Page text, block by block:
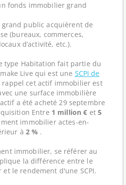
fonds immobilier grand
public acquièrent de
(bureaux, commerces,
d’activité, etc.).
type Habitation fait partie du
Live qui est une SCPI de
rappel cet actif immobilier est
une surface immobilière
a été acheté 29 septembre
Entre 1 million € et 5
immobilier actes-en-
à 2 % .
immobilier, se référer au
la différence entre le
le rendement d'une SCPI.